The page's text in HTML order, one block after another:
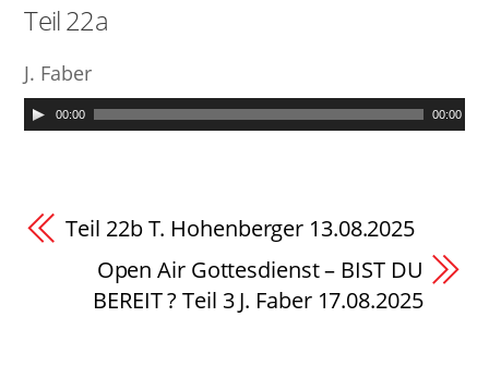
Teil 22a
J. Faber
00:00 00:00
Teil 22b T. Hohenberger 13.08.2025
Open Air Gottesdienst – BIST DU
BEREIT ? Teil 3 J. Faber 17.08.2025